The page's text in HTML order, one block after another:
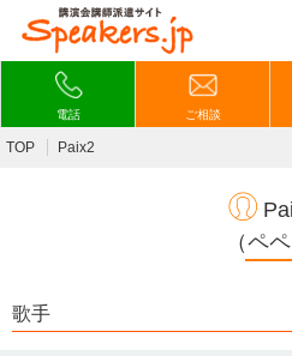
電話 ご相談
TOP Paix2
（ペペ
歌手